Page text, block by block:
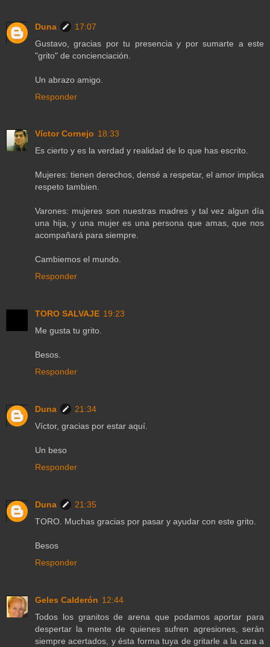
Duna
17:07
Gustavo, gracias por tu presencia y por sumarte a este
"grito" de concienciación.
Un abrazo amigo.
Responder
Víctor Cornejo 18:33
Es cierto y es la verdad y realidad de lo que has escrito.
Mujeres: tienen derechos, densé a respetar, el amor implica
respeto tambien.
Varones: mujeres son nuestras madres y tal vez algun día
una hija, y una mujer es una persona que amas, que nos
acompañará para siempre.
Cambiemos el mundo.
Responder
TORO SALVAJE 19:23
Me gusta tu grito.
Besos.
Responder
Duna
21:34
Víctor, gracias por estar aquí.
Un beso
Responder
Duna
21:35
TORO. Muchas gracias por pasar y ayudar con este grito.
Besos
Responder
Geles Calderón 12:44
Todos los granitos de arena que podamos aportar para
despertar la mente de quienes sufren agresiones, serán
siempre acertados, y ésta forma tuya de gritarle a la cara a